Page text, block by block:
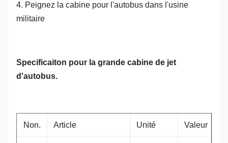
4. Peignez la cabine pour l'autobus dans l'usine
militaire
Specificaiton pour la grande cabine de jet
d'autobus.
Non. Article Unité Valeur